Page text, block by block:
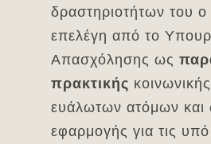
δραστηριοτήτων του ο
επελέγη από το
Απασχόλησης ως
πρακτικής
ευάλωτων ατόμων και
εφαρμογής για τις